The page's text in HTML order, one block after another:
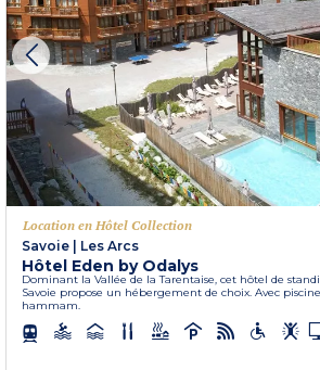
Location en Hôtel Collection
Savoie
Les Arcs
Hôtel Eden by Odalys
Dominant la Vallée de la Tarentaise, cet hôtel de
Savoie propose un hébergement de choix. Avec
hammam.